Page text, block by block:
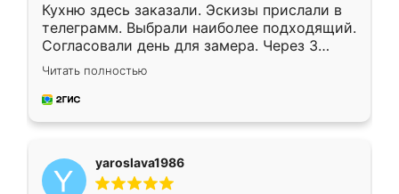
Кухню здесь заказали. Эскизы прислали в
телеграмм. Выбрали наиболее подходящий.
Согласовали день для замера. Через 3
недели кухня была уже готова. Остались
довольны работой. Спасибо Ренессанс
мебель за качественную работу!
Читать полностью
yaroslava1986